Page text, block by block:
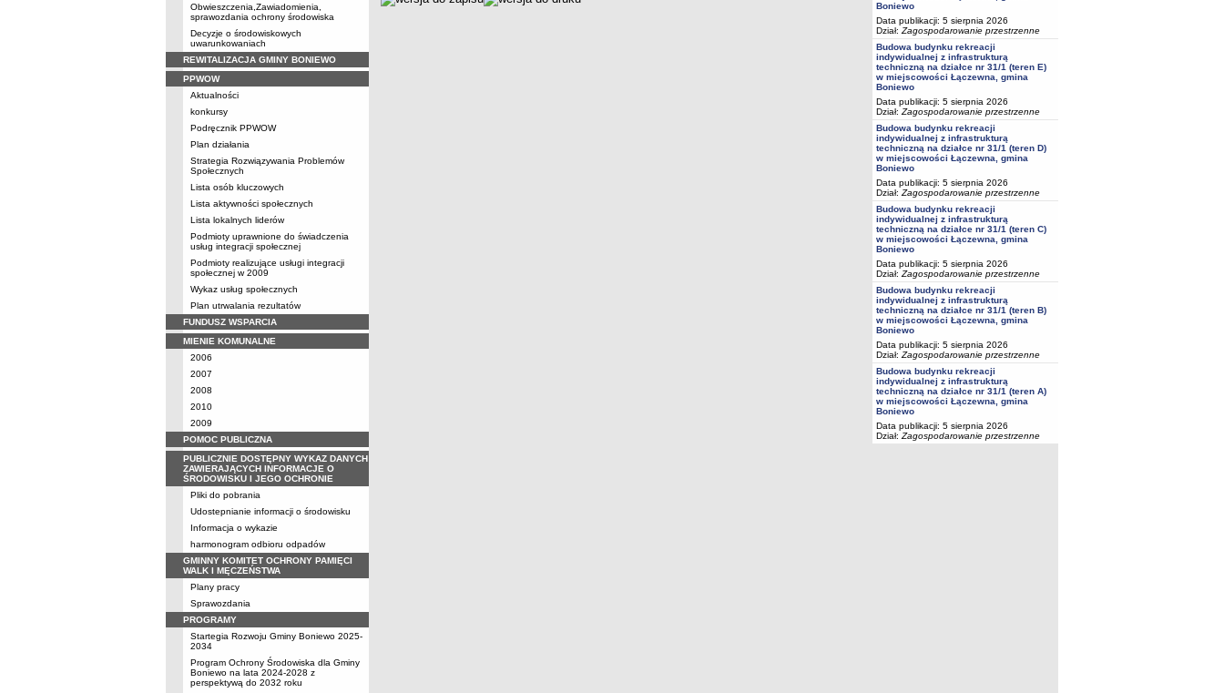
Obwieszczenia,Zawiadomienia,
sprawozdania ochrony środowiska
Decyzje o środowiskowych
uwarunkowaniach
REWITALIZACJA GMINY BONIEWO
PPWOW
Aktualności
konkursy
Podręcznik PPWOW
Plan działania
Strategia Rozwiązywania Problemów
Społecznych
Lista osób kluczowych
Lista aktywności społecznych
Lista lokalnych liderów
Podmioty uprawnione do świadczenia
usług integracji społecznej
Podmioty realizujące usługi integracji
społecznej w 2009
Wykaz usług społecznych
Plan utrwalania rezultatów
FUNDUSZ WSPARCIA
MIENIE KOMUNALNE
2006
2007
2008
2010
2009
POMOC PUBLICZNA
PUBLICZNIE DOSTĘPNY WYKAZ DANYCH
ZAWIERAJĄCYCH INFORMACJE O
ŚRODOWISKU I JEGO OCHRONIE
Pliki do pobrania
Udostepnianie informacji o środowisku
Informacja o wykazie
harmonogram odbioru odpadów
GMINNY KOMITET OCHRONY PAMIĘCI
WALK I MĘCZEŃSTWA
Plany pracy
Sprawozdania
PROGRAMY
Startegia Rozwoju Gminy Boniewo 2025-
2034
Program Ochrony Środowiska dla Gminy
Boniewo na lata 2024-2028 z
perspektywą do 2032 roku
Boniewo
Data publikacji: 5 sierpnia 2026
Dział: Zagospodarowanie przestrzenne
Budowa budynku rekreacji
indywidualnej z infrastrukturą
techniczną na działce nr 31/1 (teren E)
w miejscowości Łączewna, gmina
Boniewo
Data publikacji: 5 sierpnia 2026
Dział: Zagospodarowanie przestrzenne
Budowa budynku rekreacji
indywidualnej z infrastrukturą
techniczną na działce nr 31/1 (teren D)
w miejscowości Łączewna, gmina
Boniewo
Data publikacji: 5 sierpnia 2026
Dział: Zagospodarowanie przestrzenne
Budowa budynku rekreacji
indywidualnej z infrastrukturą
techniczną na działce nr 31/1 (teren C)
w miejscowości Łączewna, gmina
Boniewo
Data publikacji: 5 sierpnia 2026
Dział: Zagospodarowanie przestrzenne
Budowa budynku rekreacji
indywidualnej z infrastrukturą
techniczną na działce nr 31/1 (teren B)
w miejscowości Łączewna, gmina
Boniewo
Data publikacji: 5 sierpnia 2026
Dział: Zagospodarowanie przestrzenne
Budowa budynku rekreacji
indywidualnej z infrastrukturą
techniczną na działce nr 31/1 (teren A)
w miejscowości Łączewna, gmina
Boniewo
Data publikacji: 5 sierpnia 2026
Dział: Zagospodarowanie przestrzenne